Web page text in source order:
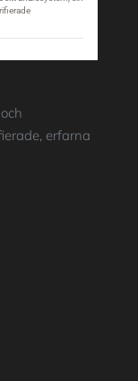
erfarna